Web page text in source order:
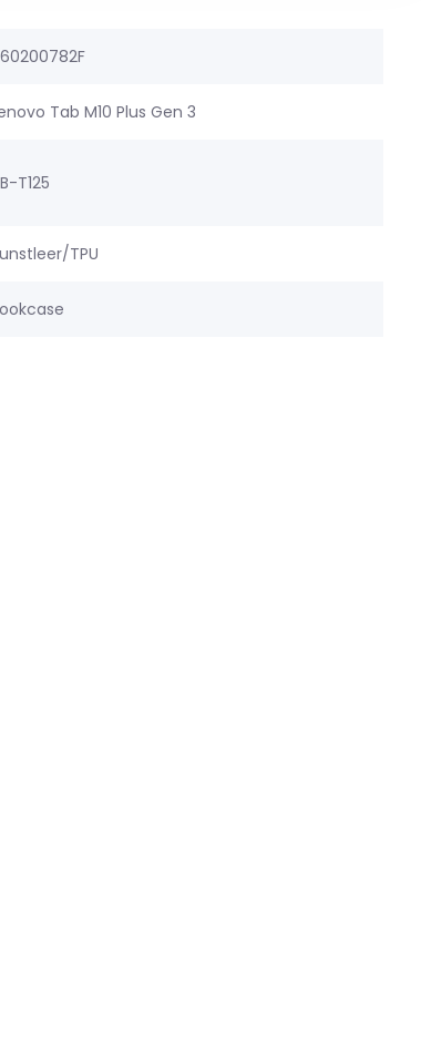
Tab M10 Plus Gen 3
T125
TPU